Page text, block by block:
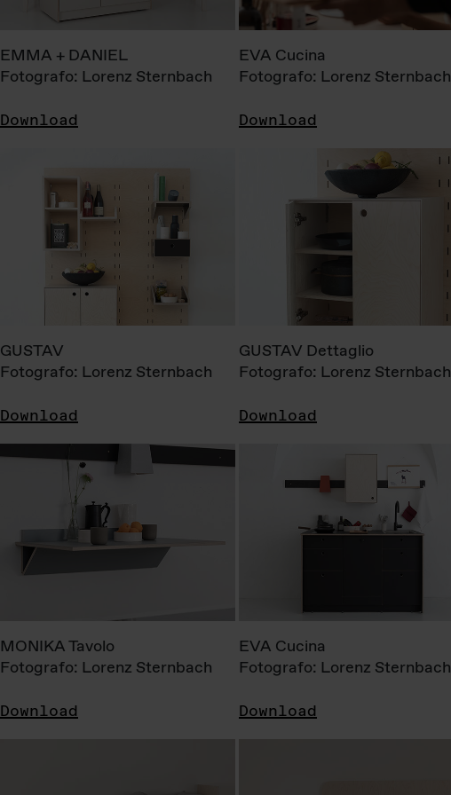
EMMA + DANIEL
Fotografo: Lorenz Sternbach
Download
EVA Cucina
Fotografo: Lorenz Sternbach
Download
GUSTAV
Fotografo: Lorenz Sternbach
Download
GUSTAV Dettaglio
Fotografo: Lorenz Sternbach
Download
MONIKA Tavolo
Fotografo: Lorenz Sternbach
Download
EVA Cucina
Fotografo: Lorenz Sternbach
Download